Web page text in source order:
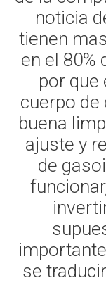
noticia
tienen
en el 80%
por que
cuerpo de
buena
ajuste y
de
se